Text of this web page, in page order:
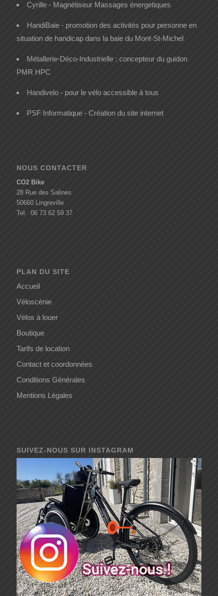
Cyrille - Magnétiseur Massages énergetiques
HandiBaie - promotion des activités pour personne en
situation de handicap dans la baie du Mont-St-Michel
Métallerie-Déco-Industrielle : concepteur du guidon
PMR HPC
Handivelo - pour le vélo accessible à tous
PSF Informatique - Création du site internet
NOUS CONTACTER
CO2 Bike
28 Rue des Salines
50660 Lingreville
Tel. 06 73 62 59 37
PLAN DU SITE
Accueil
Véloscénie
Vélos à louer
Boutique
Tarifs de location
Contact et coordonnées
Conditions Générales
Mentions Légales
SUIVEZ-NOUS SUR INSTAGRAM